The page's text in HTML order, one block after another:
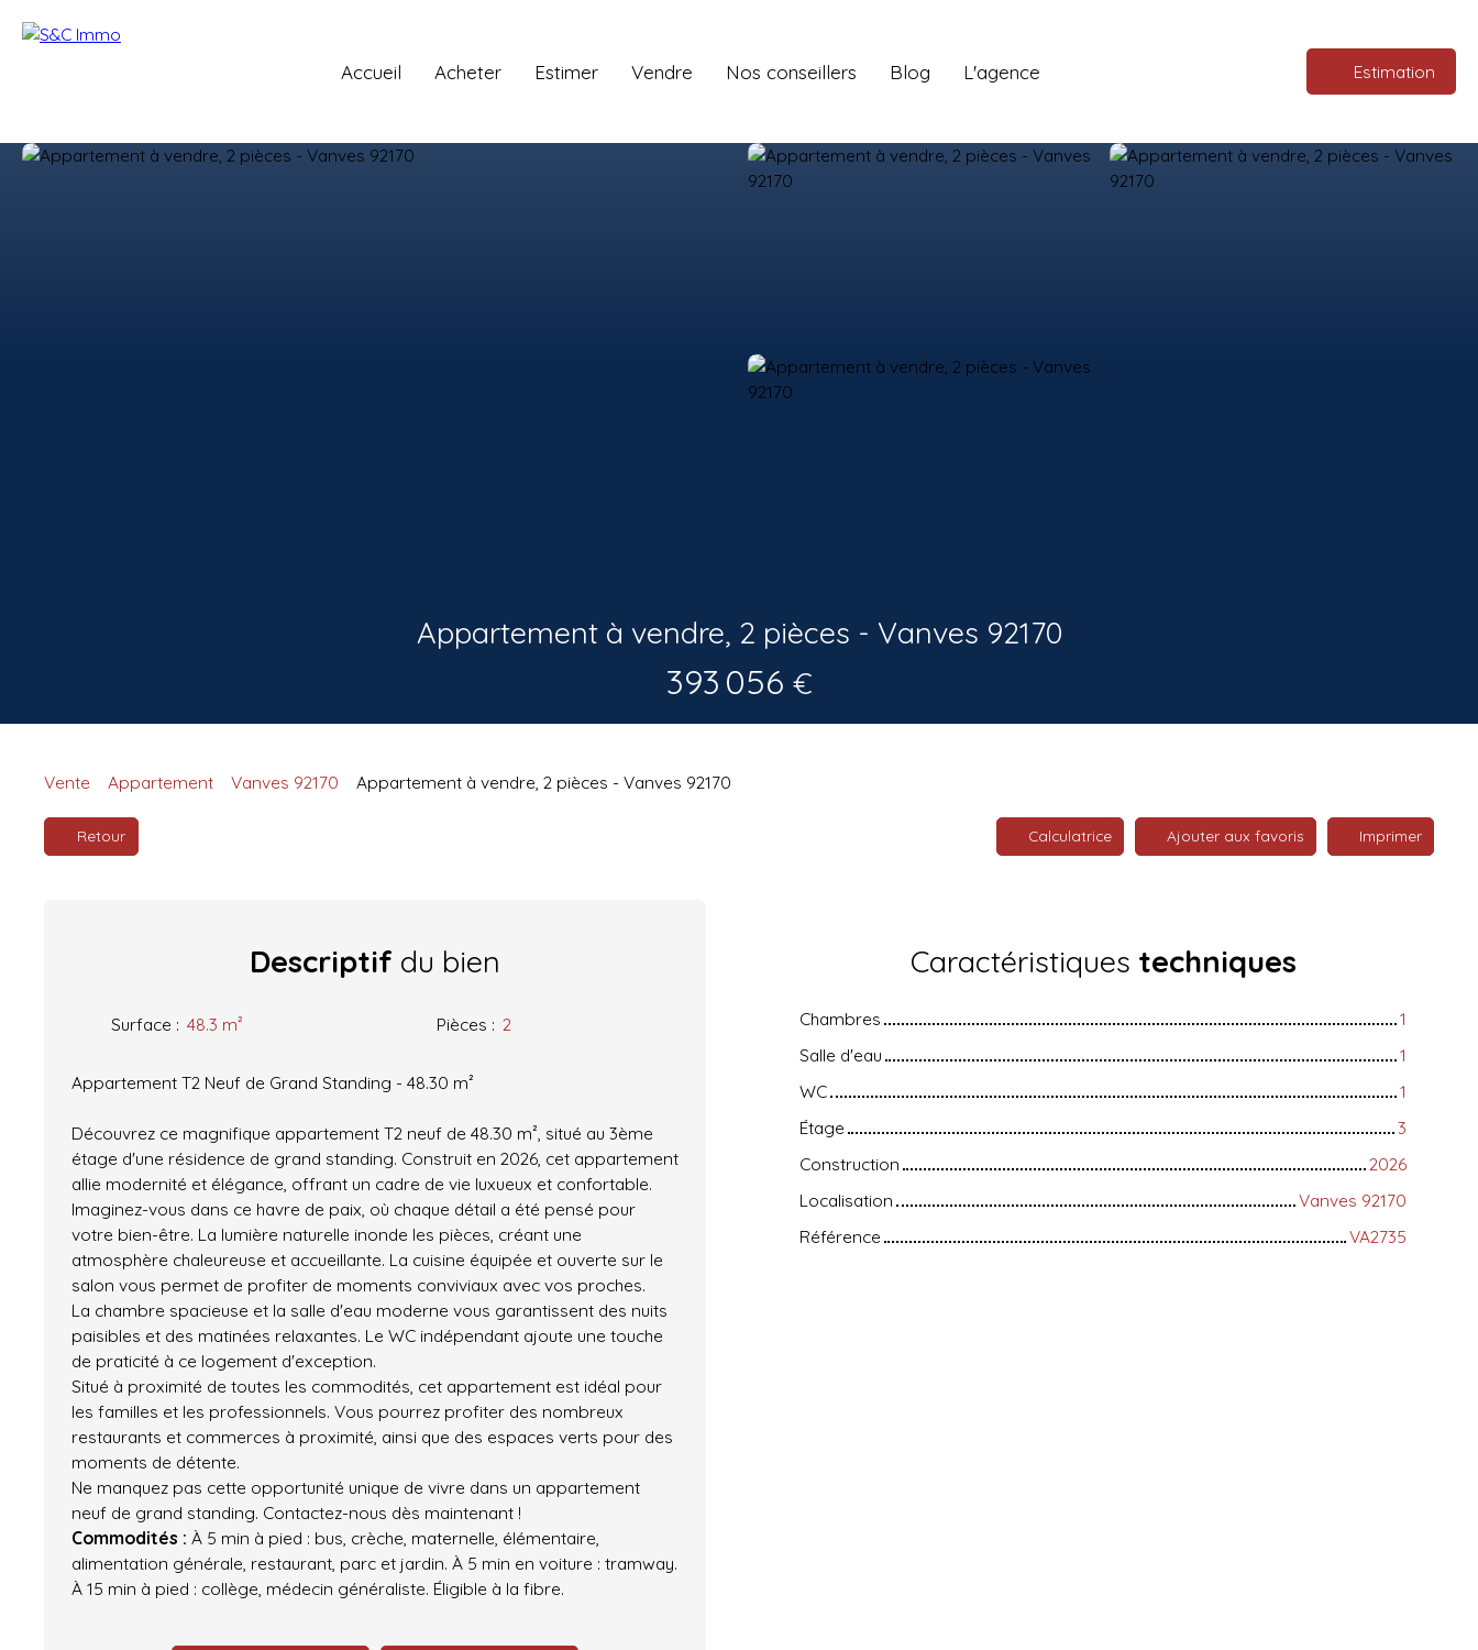
Accueil Acheter Estimer Vendre Nos conseillers Blog L'agence Estimation
Appartement à vendre, 2 pièces - Vanves 92170
393 056 €
Vente Appartement Vanves 92170 Appartement à vendre, 2 pièces - Vanves 92170
Retour Calculatrice Ajouter aux favoris Imprimer
Descriptif du bien
Surface : 48.3 m² Pièces : 2
Appartement T2 Neuf de Grand Standing - 48.30 m²
Découvrez ce magnifique appartement T2 neuf de 48.30 m², situé au 3ème
étage d'une résidence de grand standing. Construit en 2026, cet appartement
allie modernité et élégance, offrant un cadre de vie luxueux et confortable.
Imaginez-vous dans ce havre de paix, où chaque détail a été pensé pour
votre bien-être. La lumière naturelle inonde les pièces, créant une
atmosphère chaleureuse et accueillante. La cuisine équipée et ouverte sur le
salon vous permet de profiter de moments conviviaux avec vos proches.
La chambre spacieuse et la salle d'eau moderne vous garantissent des nuits
paisibles et des matinées relaxantes. Le WC indépendant ajoute une touche
de praticité à ce logement d'exception.
Situé à proximité de toutes les commodités, cet appartement est idéal pour
les familles et les professionnels. Vous pourrez profiter des nombreux
restaurants et commerces à proximité, ainsi que des espaces verts pour des
moments de détente.
Ne manquez pas cette opportunité unique de vivre dans un appartement
neuf de grand standing. Contactez-nous dès maintenant !
Commodités : À 5 min à pied : bus, crèche, maternelle, élémentaire,
alimentation générale, restaurant, parc et jardin. À 5 min en voiture : tramway.
À 15 min à pied : collège, médecin généraliste. Éligible à la fibre.
Caractéristiques techniques
Chambres
1
Salle d'eau
1
WC
1
Étage
3
Construction
2026
Localisation
Vanves 92170
Référence
VA2735